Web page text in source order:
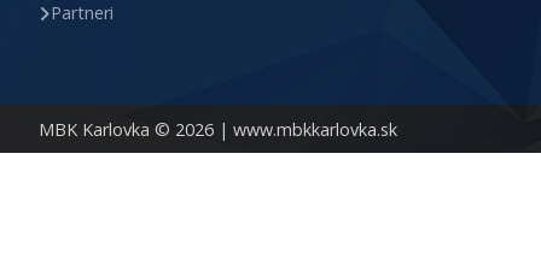
MBK Karlovka © 2026 | www.mbkkarlovka.sk
Partneri